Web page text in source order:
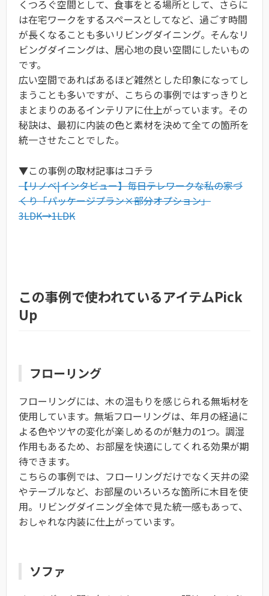
くつろぐ空間として、食事をとる場所として、さらに
は在宅ワークをするスペースとしてなど、過ごす時間
が長くなることも多いリビングダイニング。そんなリ
ビングダイニングは、居心地の良い空間にしたいもの
です。
広い空間であればあるほど雑然とした印象になってし
まうことも多いですが、こちらの事例ではすっきりと
まとまりのあるインテリアに仕上がっています。その
秘訣は、最初に内装の色と素材を決めて全ての箇所を
統一させたことでした。
▼この事例の取材記事はコチラ
【リノベ|インタビュー】毎日テレワークな私の家づ
くり「パッケージプラン×部分オプション」
3LDK→1LDK
この事例で使われているアイテムPick
Up
フローリング
フローリングには、木の温もりを感じられる無垢材を
使用しています。無垢フローリングは、年月の経過に
よる色やツヤの変化が楽しめるのが魅力の1つ。調湿
作用もあるため、お部屋を快適にしてくれる効果が期
待できます。
こちらの事例では、フローリングだけでなく天井の梁
やテーブルなど、お部屋のいろいろな箇所に木目を使
用。リビングダイニング全体で見た統一感もあって、
おしゃれな内装に仕上がっています。
ソファ